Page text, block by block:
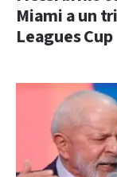
Miami a un
Leagues Cup